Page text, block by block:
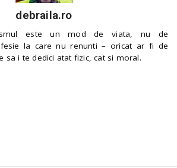
debraila.ro
este un mod de viata, nu de
la care nu renunti – oricat ar fi de
sa i te dedici atat fizic, cat si moral.